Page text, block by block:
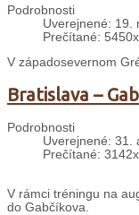
Podrobnosti
Uverejnené: 19.
Prečítané: 5450x
V západosevernom
Bratislava –
Podrobnosti
Uverejnené: 31.
Prečítané: 3142x
V rámci tréningu na
do Gabčíkova.